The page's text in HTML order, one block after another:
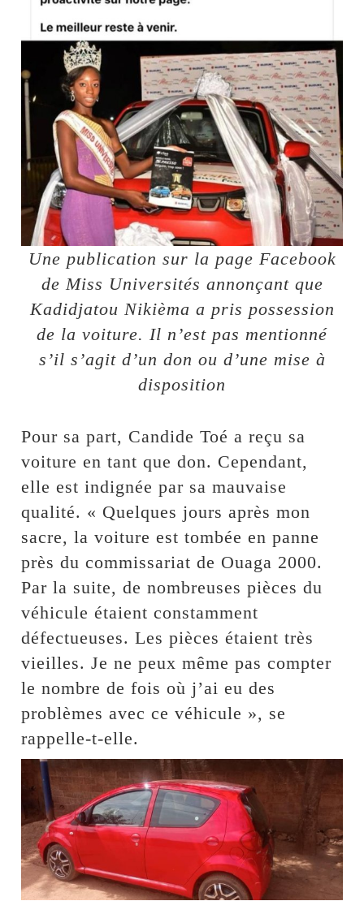
Une publication sur la page Facebook
de Miss Universités annonçant que
Kadidjatou Nikièma a pris possession
de la voiture. Il n’est pas mentionné
s’il s’agit d’un don ou d’une mise à
disposition
Pour sa part, Candide Toé a reçu sa
voiture en tant que don. Cependant,
elle est indignée par sa mauvaise
qualité. « Quelques jours après mon
sacre, la voiture est tombée en panne
près du commissariat de Ouaga 2000.
Par la suite, de nombreuses pièces du
véhicule étaient constamment
défectueuses. Les pièces étaient très
vieilles. Je ne peux même pas compter
le nombre de fois où j’ai eu des
problèmes avec ce véhicule », se
rappelle-t-elle.